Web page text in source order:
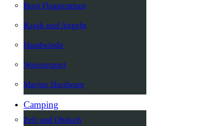
Boot Flaggenmast
Kajak und Angeln
Handwinde
Wassersport
Marine Hardware
Camping
Zelt und Obdach